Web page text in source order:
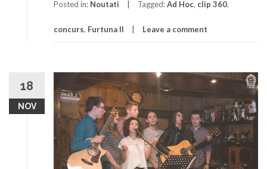
Posted in: Noutati Tagged:Ad Hoc, clip 360,
concurs, Furtuna II Leave a comment
18
NOV